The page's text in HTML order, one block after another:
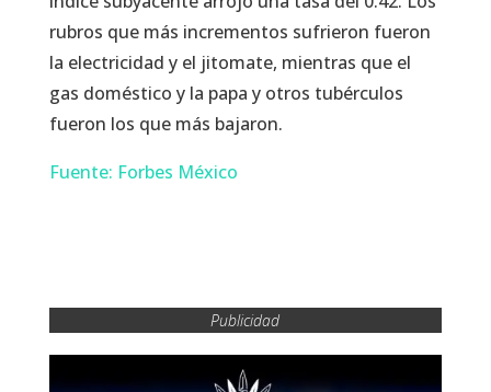
rubros que más incrementos sufrieron fueron
la electricidad y el jitomate, mientras que el
gas doméstico y la papa y otros tubérculos
fueron los que más bajaron.
Fuente: Forbes México
Publicidad